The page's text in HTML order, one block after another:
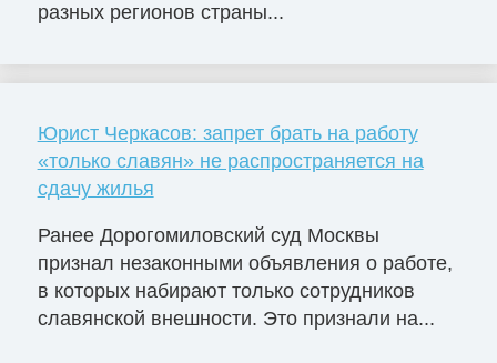
разных регионов страны...
Юрист Черкасов: запрет брать на работу
«только славян» не распространяется на
сдачу жилья
Ранее Дорогомиловский суд Москвы
признал незаконными объявления о работе,
в которых набирают только сотрудников
славянской внешности. Это признали на...